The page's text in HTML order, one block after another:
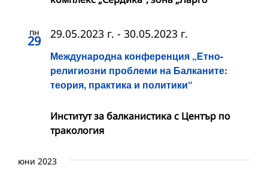
пн
29
Международна конференция „Етно-
религиозни проблеми на Балканите:
теория, практика и политики“
29.05.2023 г. - 30.05.2023 г.
Институт за балканистика с Център по
тракология
юни 2023